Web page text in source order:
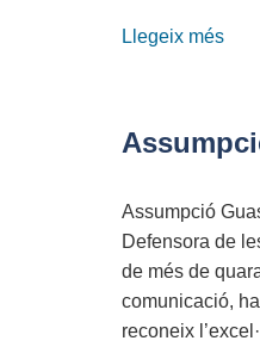
Llegeix més
a
de
Assumpció
Defensora de
de més de
comunicació,
reconeix